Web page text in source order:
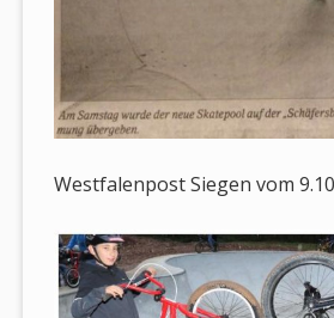
Westfalenpost Siegen vom